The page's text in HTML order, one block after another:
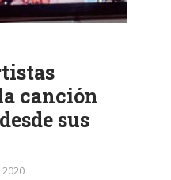
canción
sus